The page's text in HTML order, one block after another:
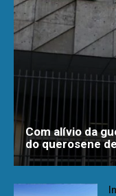
Com alívio da
do querosene